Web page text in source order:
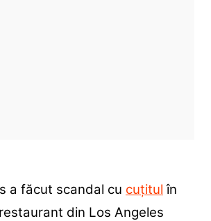
a făcut scandal cu cuțitul în
din Los Angeles